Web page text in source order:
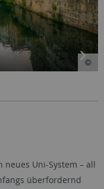
neues Uni-System – all
überfordernd